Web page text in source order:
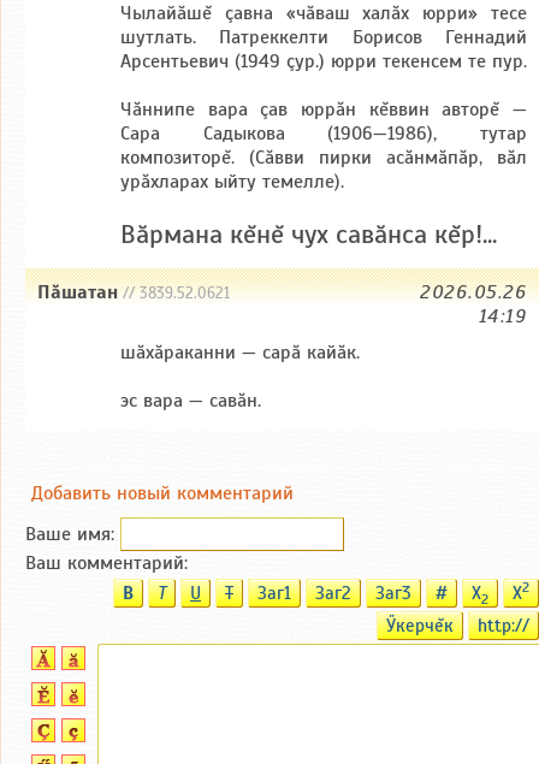
Чылайăшĕ çавна «чăваш халăх юрри» тесе
шутлать. Патреккелти Борисов Геннадий
Арсентьевич (1949 çур.) юрри текенсем те пур.
Чăннипе вара çав юррăн кĕввин авторĕ —
Сара Садыкова (1906—1986), тутар
композиторĕ. (Сăвви пирки асăнмăпăр, вăл
урăхларах ыйту темелле).
Băрмана кĕнĕ чух савăнса кĕр!...
Пăшатан// 3839.52.0621
2026.05.26
14:19
шăхăраканни — сарă кайăк.
эс вара — савăн.
Добавить новый комментарий
Ваше имя:
Ваш комментарий:
B T U T Заг1 Заг2 Заг3 # X2 X2
Ӳкерчĕк http://